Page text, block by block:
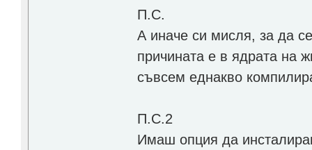
П.С.
А иначе си мисля, за да
причината е в ядрата на
съвсем еднакво
П.С.2
Имаш опция да